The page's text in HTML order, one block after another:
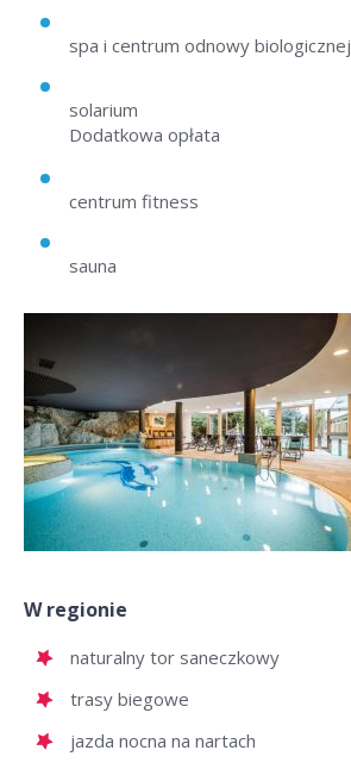
spa i centrum odnowy biologicznej
solarium
Dodatkowa opłata
centrum fitness
sauna
W regionie
naturalny tor saneczkowy
trasy biegowe
jazda nocna na nartach